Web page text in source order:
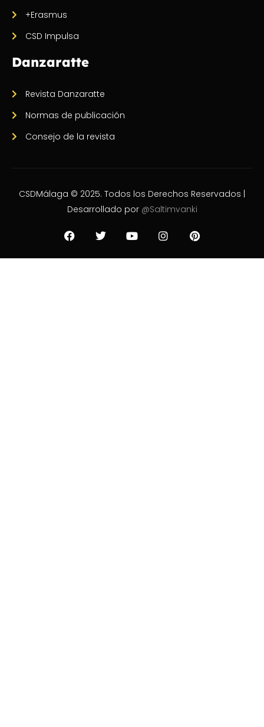
+Erasmus
CSD Impulsa
Danzaratte
Revista Danzaratte
Normas de publicación
Consejo de la revista
CSDMálaga © 2025. Todos los Derechos Reservados |
Desarrollado por @Saltimvanki